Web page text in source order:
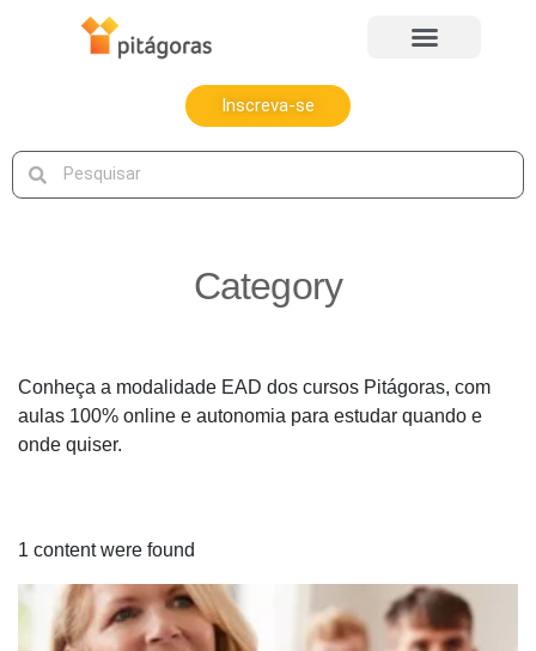
Inscreva-se
Category
Conheça a modalidade EAD dos cursos Pitágoras, com
aulas 100% online e autonomia para estudar quando e
onde quiser.
1 content were found